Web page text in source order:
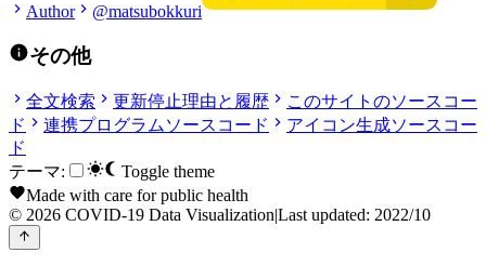
Author @matsubokkuri
その他
全文検索 更新停止理由と履歴
このサイトのソースコー
ド
連携プログラムソースコード
アイコン生成ソースコー
ド
テーマ:
Toggle theme
Made with care for public health
© 2026 COVID-19 Data Visualization|Last updated: 2022/10